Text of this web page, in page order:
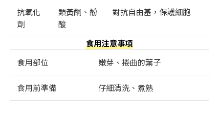
抗氧化
劑
類黃酮、酚
酸
對抗自由基，保護細胞
食用注意事項
食用部位
嫩芽、捲曲的葉子
食用前準備 仔細清洗、煮熟